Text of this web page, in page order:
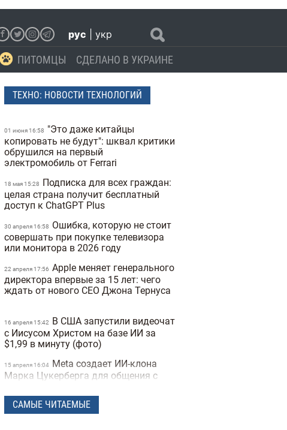
рус укр
ПИТОМЦЫ СДЕЛАНО В УКРАИНЕ
ТЕХНО: НОВОСТИ ТЕХНОЛОГИЙ
01 июня 16:58
"Это даже китайцы
копировать не будут": шквал критики
обрушился на первый
электромобиль от Ferrari
18 мая 15:28
Подписка для всех граждан:
целая страна получит бесплатный
доступ к ChatGPT Plus
30 апреля 16:58
Ошибка, которую не стоит
совершать при покупке телевизора
или монитора в 2026 году
22 апреля 17:56 Apple меняет генерального
директора впервые за 15 лет: чего
ждать от нового CEO Джона Тернуса
16 апреля 15:42
В США запустили видеочат
с Иисусом Христом на базе ИИ за
$1,99 в минуту (фото)
15 апреля 16:04 Meta создает ИИ-клона
Марка Цукерберга для общения с
10 апреля 16:12 Издание The New York
САМЫЕ ЧИТАЕМЫЕ